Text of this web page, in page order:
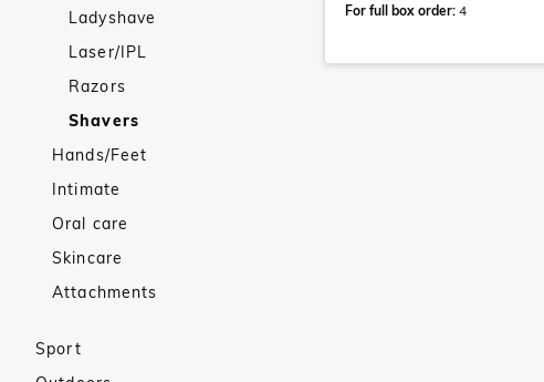
Ladyshave
Laser/IPL
Razors
Shavers
Hands/Feet
Intimate
Oral care
Skincare
Attachments
Sport
For full box order: 4